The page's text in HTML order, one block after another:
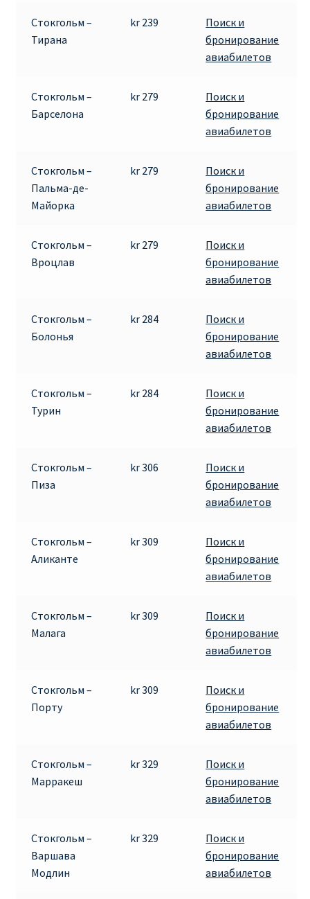
Рождественские направления от € 9
О сайте
Стокгольм –
Тирана
kr 239
Поиск и
бронирование
авиабилетов
Стокгольм –
Барселона
kr 279
Поиск и
бронирование
авиабилетов
Стокгольм –
Пальма-де-
Майорка
kr 279
Поиск и
бронирование
авиабилетов
Стокгольм –
Вроцлав
kr 279
Поиск и
бронирование
авиабилетов
Стокгольм –
Болонья
kr 284
Поиск и
бронирование
авиабилетов
Стокгольм –
Турин
kr 284
Поиск и
бронирование
авиабилетов
Стокгольм –
Пиза
kr 306
Поиск и
бронирование
авиабилетов
Стокгольм –
Аликанте
kr 309
Поиск и
бронирование
авиабилетов
Стокгольм –
Малага
kr 309
Поиск и
бронирование
авиабилетов
Стокгольм –
Порту
kr 309
Поиск и
бронирование
авиабилетов
Стокгольм –
Марракеш
kr 329
Поиск и
бронирование
авиабилетов
Стокгольм –
Варшава
Модлин
kr 329
Поиск и
бронирование
авиабилетов